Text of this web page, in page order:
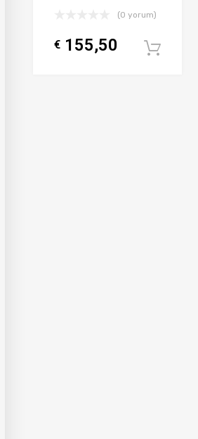
(0 yorum)
€ 155,50